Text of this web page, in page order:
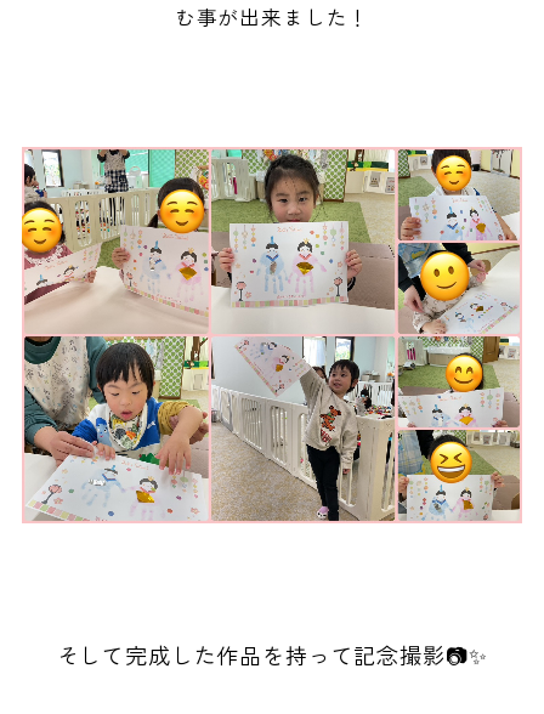
む事が出来ました！
そして完成した作品を持って記念撮影📷✨